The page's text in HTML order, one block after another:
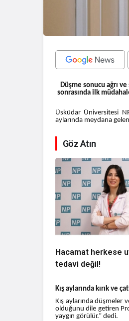
Düşme sonucu ağrı
sonrasında ilk
Üsküdar Üniversitesi
aylarında meydana
Göz Atın
Hacamat herkese
tedavi değil!
Kış aylarında kırık ve
Kış aylarında
olduğunu dile getiren
yaygın görülür.” dedi.